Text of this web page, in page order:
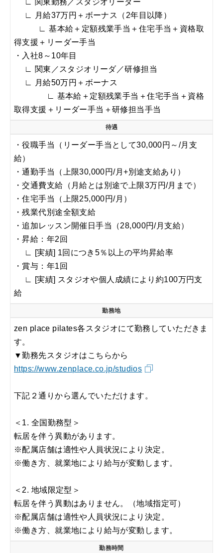
∟
月給37万円 ＋ボーナス（2年目以降）
∟ 基本給＋定額残業手当＋住宅手当＋資格取
得支援＋リーダー手当
・入社8～10年目
∟ 関東／スタジオリーダ／研修担当
∟
月給50万円 ＋ボーナス
∟ 基本給＋定額残業手当＋住宅手当＋資格
取得支援＋リーダー手当＋研修担当手当
待遇
・役職手当（リーダー手当として30,000円～/月支
給）
・通勤手当（上限30,000円/月+別途支給あり）
・交通費支給（月給とは別途で上限3万円/月まで）
・住宅手当（上限25,000円/月）
・残業代別途全額支給
・追加レッスン開催日手当（28,000円/月支給）
・昇給：年2回
∟ [実績] 1回につき5％以上の平均昇給率
・賞与：年1回
∟ [実績] スタジオや個人成績により約100万円支
給
勤務地
zen place pilates各スタジオにて勤務していただきま
す。
▼勤務先スタジオはこちらから
https://www.zenplace.co.jp/studios
下記２通りから選んでいただけます。
＜1. 全国勤務型＞
転居を伴う異動があります。
※配属店舗は適性や人員状況により決定。
※働き方、就業地により給与が変動します。
＜2. 地域限定型＞
転居を伴う異動はありません。（地域指定可）
※配属店舗は適性や人員状況により決定。
※働き方、就業地により給与が変動します。
勤務時間